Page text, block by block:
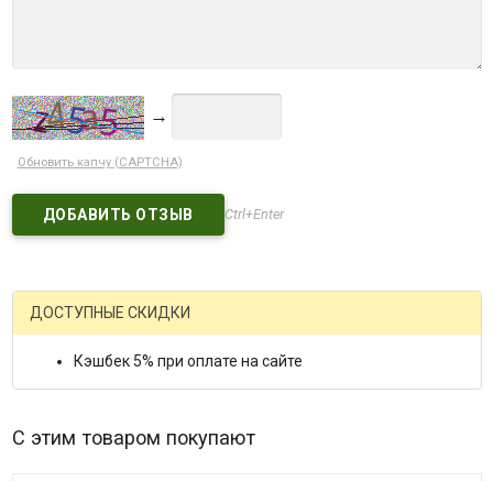
→
Обновить капчу (CAPTCHA)
Ctrl+Enter
ДОСТУПНЫЕ СКИДКИ
Кэшбек 5% при оплате на сайте
С этим товаром покупают